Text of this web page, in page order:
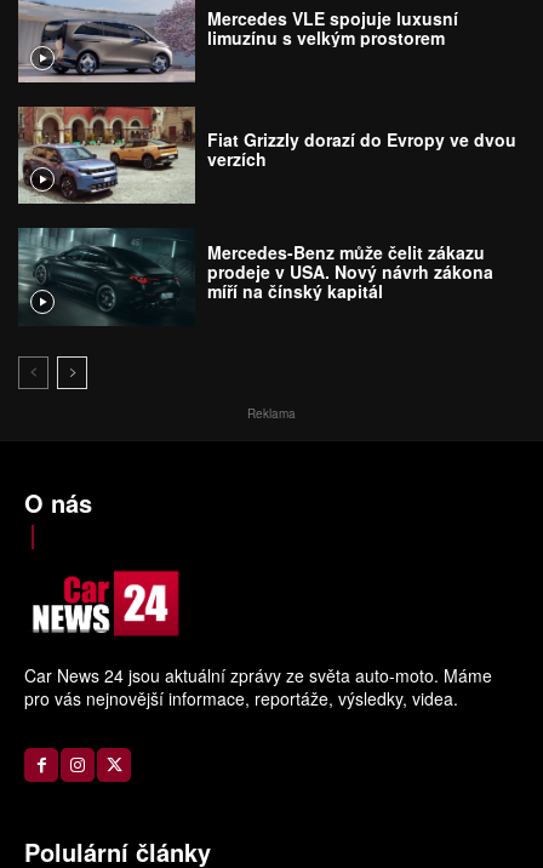
Mercedes VLE spojuje luxusní
limuzínu s velkým prostorem
Fiat Grizzly dorazí do Evropy ve dvou
verzích
Mercedes-Benz může čelit zákazu
prodeje v USA. Nový návrh zákona
míří na čínský kapitál
Reklama
O nás
Car News 24 jsou aktuální zprávy ze světa auto-moto. Máme
pro vás nejnovější informace, reportáže, výsledky, videa.
Polulární články